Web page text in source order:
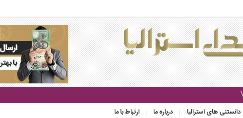
دانستنی های استرالیا درباره ما ارتباط با ما